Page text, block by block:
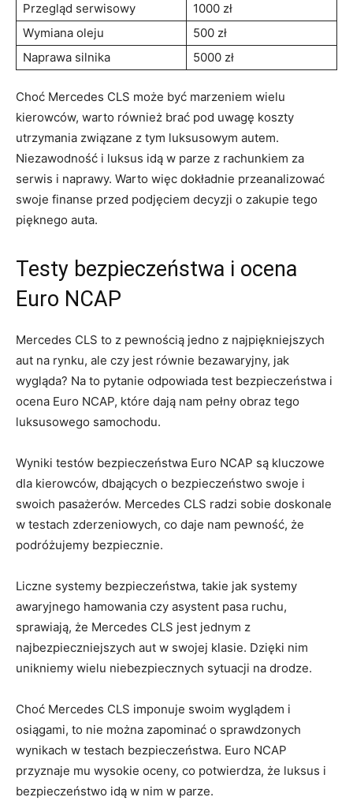
Przegląd serwisowy
1000 zł
Wymiana oleju
500 zł
Naprawa⁢ silnika
5000 zł
Choć Mercedes CLS może być marzeniem ⁢wielu
kierowców, warto‌ również brać pod uwagę‌ koszty​
utrzymania związane z ‍tym luksusowym autem.
Niezawodność i‌ luksus idą‌ w ​parze ‌z⁢ rachunkiem za
serwis i ‍naprawy.⁣ Warto więc dokładnie⁤ przeanalizować
swoje finanse ​przed podjęciem decyzji ‌o zakupie tego
pięknego auta.
Testy ‍bezpieczeństwa i ocena ​
Euro NCAP
Mercedes ⁢CLS ​to ⁤z pewnością jedno⁣ z najpiękniejszych‌
aut na rynku,⁣ ale czy ⁣jest równie⁤ bezawaryjny, ⁣jak
wygląda? Na to pytanie odpowiada test bezpieczeństwa ‌i
ocena Euro NCAP, które dają ⁣nam pełny obraz tego‌
luksusowego samochodu.
Wyniki testów⁢ bezpieczeństwa Euro NCAP ⁢są kluczowe
dla​ kierowców, dbających o bezpieczeństwo swoje i
swoich pasażerów. Mercedes CLS radzi sobie doskonale
w testach⁢ zderzeniowych,⁢ co ⁤daje nam pewność, że
podróżujemy bezpiecznie.
Liczne systemy bezpieczeństwa,‍ takie⁣ jak ​systemy
awaryjnego‌ hamowania czy ‌asystent ‍pasa ⁣ruchu,
‌sprawiają,⁣ że Mercedes ‌CLS‌ jest ‌jednym z
najbezpieczniejszych aut ‌w‍ swojej klasie. Dzięki nim
unikniemy wielu niebezpiecznych sytuacji ⁤na drodze.
Choć Mercedes CLS imponuje⁣ swoim ⁣wyglądem i
osiągami, ⁢to nie można zapominać⁢ o sprawdzonych
wynikach w testach ⁢bezpieczeństwa. Euro NCAP
przyznaje mu wysokie ⁣oceny, ⁢co potwierdza, że luksus i
bezpieczeństwo‌ idą w ⁤nim w parze.